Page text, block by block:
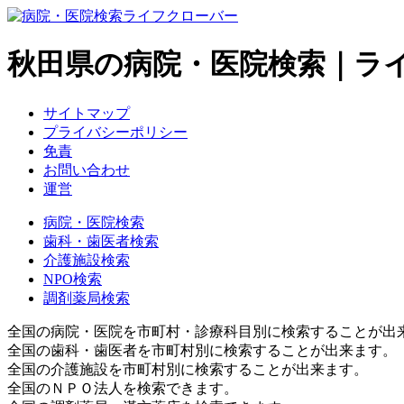
秋田県の病院・医院検索｜ラ
サイトマップ
プライバシーポリシー
免責
お問い合わせ
運営
病院・医院検索
歯科・歯医者検索
介護施設検索
NPO検索
調剤薬局検索
全国の病院・医院を市町村・診療科目別に検索することが出
全国の歯科・歯医者を市町村別に検索することが出来ます。
全国の介護施設を市町村別に検索することが出来ます。
全国のＮＰＯ法人を検索できます。